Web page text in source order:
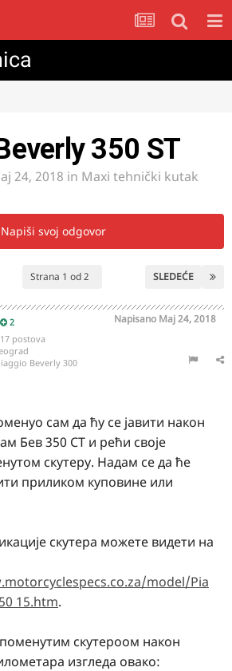
350 ST
24, 2018 in Maxi tehnički kutak
Napiši svoj odgovor
SLEDEĆE
Strana 1 od 2
2 Napisano Maj 24, 2018
postova
Beverly 300
сам да ћу се јавити након
Бев 350 СТ и рећи своје
скутеру. Надам се да ће
приликом куповине или
скутера можете видети на
model/Pia
15.htm.
скутероом након
изгледа овако: